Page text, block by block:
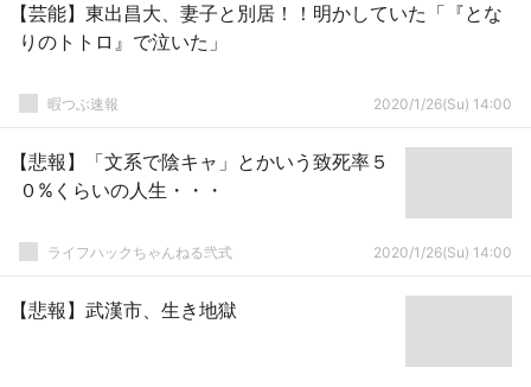
【芸能】東出昌大、妻子と別居！！明かしていた「『とな
りのトトロ』で泣いた」
暇つぶ速報 2020/1/26(Su) 14:00
【悲報】「文系で陰キャ」とかいう致死率５
０%くらいの人生・・・
ライフハックちゃんねる弐式 2020/1/26(Su) 14:00
【悲報】武漢市、生き地獄